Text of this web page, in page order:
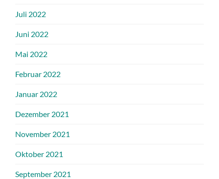
Juli 2022
Juni 2022
Mai 2022
Februar 2022
Januar 2022
Dezember 2021
November 2021
Oktober 2021
September 2021